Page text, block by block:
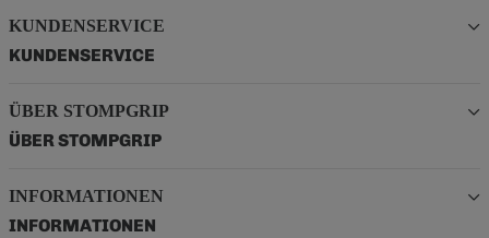
KUNDENSERVICE
KUNDENSERVICE
ÜBER STOMPGRIP
ÜBER STOMPGRIP
INFORMATIONEN
INFORMATIONEN